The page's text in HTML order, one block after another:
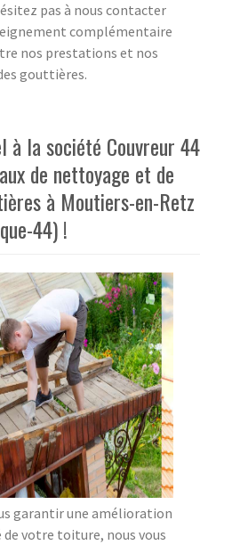
pas à nous contacter
complémentaire
nos prestations et nos
gouttières.
à la société Couvreur 44
de nettoyage et de
à Moutiers-en-Retz
44) !
garantir une amélioration
de votre toiture, nous vous